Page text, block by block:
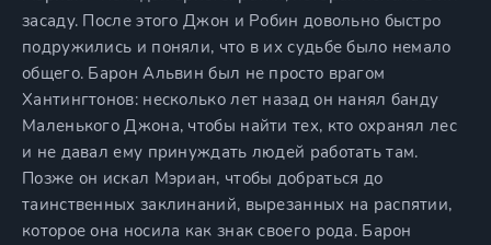
засаду. После этого Джон и Робин довольно быстро
подружились и поняли, что в их судьбе было немало
общего. Барон Альвин был не просто врагом
Хантингтонов: несколько лет назад он нанял банду
Маленького Джона, чтобы найти тех, кто охранял лес
и не давал ему принуждать людей работать там.
Позже он искал Мэриан, чтобы добраться до
таинственных заклинаний, вырезанных на распятии,
которое она носила как знак своего рода. Барон